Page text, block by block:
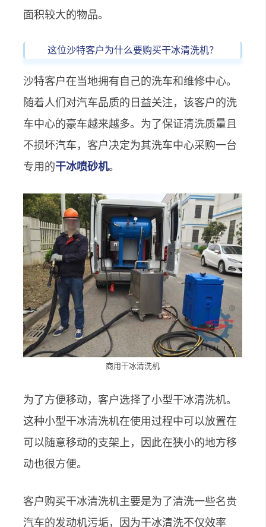
面积较大的物品。
这位沙特客户为什么要购买干冰清洗机？
沙特客户在当地拥有自己的洗车和维修中心。
随着人们对汽车品质的日益关注，该客户的洗
车中心的豪车越来越多。为了保证清洗质量且
不损坏汽车，客户决定为其洗车中心采购一台
专用的干冰喷砂机。
商用干冰清洗机
为了方便移动，客户选择了小型干冰清洗机。
这种小型干冰清洗机在使用过程中可以放置在
可以随意移动的支架上，因此在狭小的地方移
动也很方便。
客户购买干冰清洗机主要是为了清洗一些名贵
汽车的发动机污垢，因为干冰清洗不仅效率